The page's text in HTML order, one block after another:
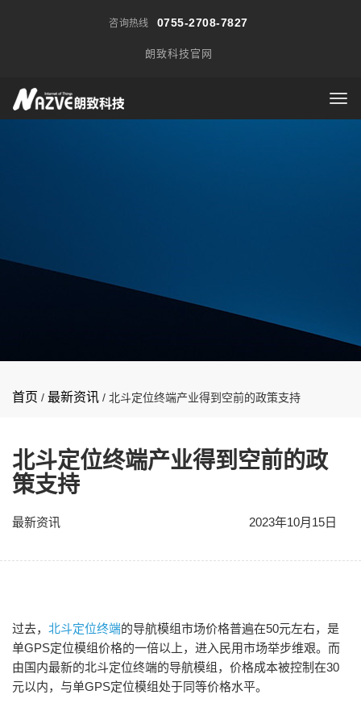
咨询热线 0755-2708-7827
朗致科技官网
首页 / 最新资讯 / 北斗定位终端产业得到空前的政策支持
北斗定位终端产业得到空前的政
策支持
最新资讯 2023年10月15日
过去， 北斗定位终端的导航模组市场价格普遍在50元左右，是
单GPS定位模组价格的一倍以上，进入民用市场举步维艰。而
由国内最新的北斗定位终端的导航模组，价格成本被控制在30
元以内，与单GPS定位模组处于同等价格水平。